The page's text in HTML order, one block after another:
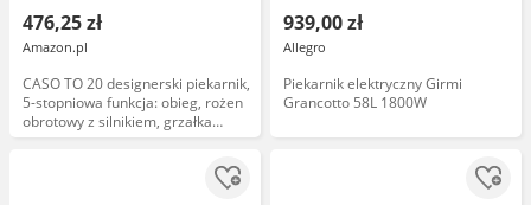
476,25 zł
Amazon.pl
CASO TO 20 designerski piekarnik,
5-stopniowa funkcja: obieg, rożen
obrotowy z silnikiem, grzałka
górna, grzałka dolna,
temperatury od 70 do 230 C, timer
939,00 zł
Allegro
Piekarnik elektryczny Girmi
Grancotto 58L 1800W